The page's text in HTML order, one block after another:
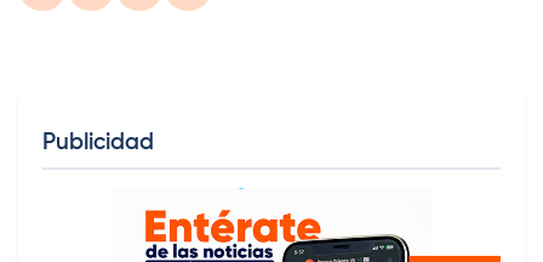
Publicidad